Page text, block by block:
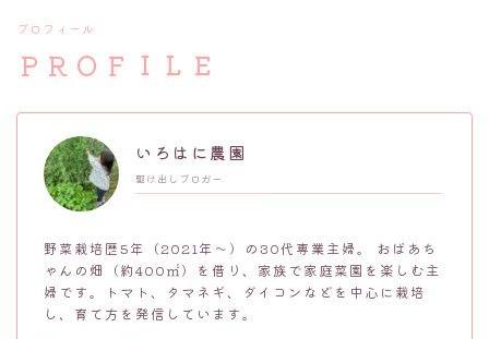
プロフィール
ＰＲＯＦＩＬＥ
いろはに農園
駆け出しブロガー
野菜栽培歴5年（2021年～）の30代専業主婦。 おばあち
ゃんの畑（約400㎡）を借り、家族で家庭菜園を楽しむ主
婦です。トマト、タマネギ、ダイコンなどを中心に栽培
し、育て方を発信しています。